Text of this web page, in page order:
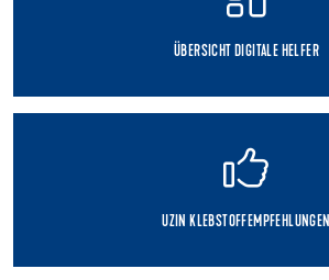
ÜBERSICHT DIGITALE HELFER
UZIN KLEBSTOFFEMPFEHLUNGEN